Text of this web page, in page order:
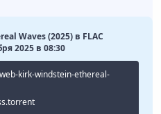
Waves (2025) в FLAC
2025 в 08:30
kirk-windstein-ethereal-